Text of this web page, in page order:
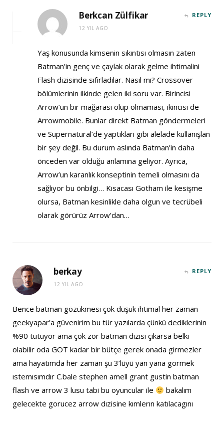
Berkcan Zülfikar
12 YIL AGO
REPLY
Yaş konusunda kimsenin sıkıntısı olmasın zaten
Batman’in genç ve çaylak olarak gelme ihtimalini
Flash dizisinde sıfırladılar. Nasıl mı? Crossover
bölümlerinin ilkinde gelen iki soru var. Birincisi
Arrow’un bir mağarası olup olmaması, ikincisi de
Arrowmobile. Bunlar direkt Batman göndermeleri
ve Supernatural’de yaptıkları gibi alelade kullanışlan
bir şey değil. Bu durum aslında Batman’in daha
önceden var olduğu anlamına geliyor. Ayrıca,
Arrow’un karanlık konseptinin temeli olmasını da
sağlıyor bu önbilgi… Kısacası Gotham ile kesişme
olursa, Batman kesinlikle daha olgun ve tecrübeli
olarak görürüz Arrow’dan…
berkay
12 YIL AGO
REPLY
Bence batman gözükmesi çok düşük ihtimal her zaman
geekyapar’a güvenirim bu tür yazılarda çünkü dediklerinin
%90 tutuyor ama çok zor batman dizisi çıkarsa belki
olabilir oda GOT kadar bir bütçe gerek onada girmezler
ama hayatımda her zaman şu 3’lüyü yan yana gormek
ıstemısımdır C.bale stephen amell grant gustin batman
flash ve arrow 3 lusu tabi bu oyuncular ile
bakalım
gelecekte gorucez arrow dızisine kımlerın katılacagını